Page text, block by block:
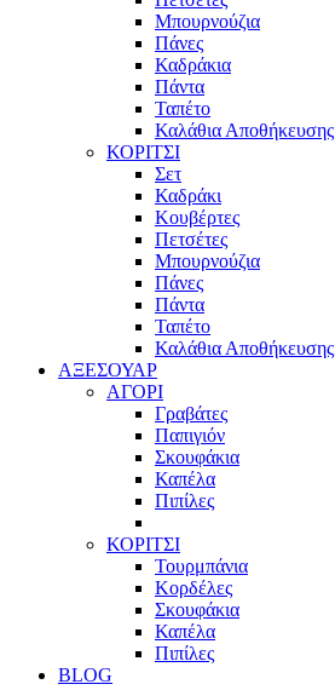
Μπουρνούζια
Πάνες
Καδράκια
Πάντα
Ταπέτο
Καλάθια Αποθήκευσης
ΚΟΡΙΤΣΙ
Σετ
Καδράκι
Κουβέρτες
Πετσέτες
Μπουρνούζια
Πάνες
Πάντα
Ταπέτο
Καλάθια Αποθήκευσης
ΑΞΕΣΟΥΑΡ
ΑΓΟΡΙ
Γραβάτες
Παπιγιόν
Σκουφάκια
Καπέλα
Πιπίλες
ΚΟΡΙΤΣΙ
Τουρμπάνια
Κορδέλες
Σκουφάκια
Καπέλα
Πιπίλες
BLOG